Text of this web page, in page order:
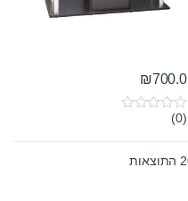
₪700.0
0
u
t
(0)